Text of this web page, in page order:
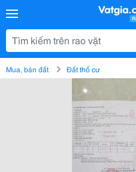
Mua, bán đất Đất thổ cư